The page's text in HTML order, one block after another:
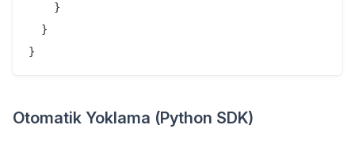
    }
  }
Otomatik Yoklama (Python SDK)